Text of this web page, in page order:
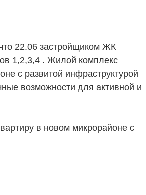
22.06 застройщиком ЖК
1,2,3,4 . Жилой комплекс
с развитой инфраструктурой
возможности для активной и
в новом микрорайоне с